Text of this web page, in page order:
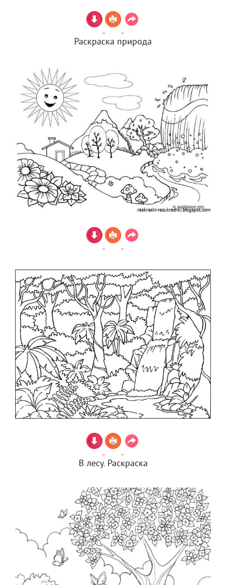
Раскраска природа
В лесу. Раскраска